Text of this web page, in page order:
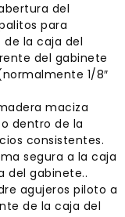
del
para
la caja del
del gabinete
1/8″
maciza
dentro de la
consistentes.
segura a la caja
del gabinete..
agujeros piloto a
de la caja del